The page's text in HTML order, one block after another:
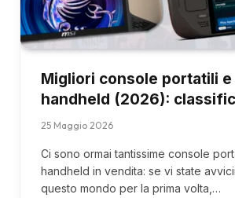
Migliori console portatili e
handheld (2026):
25 Maggio 2026
Ci sono ormai tantissime console
handheld in vendita: se vi state
questo mondo per la prima volta,…